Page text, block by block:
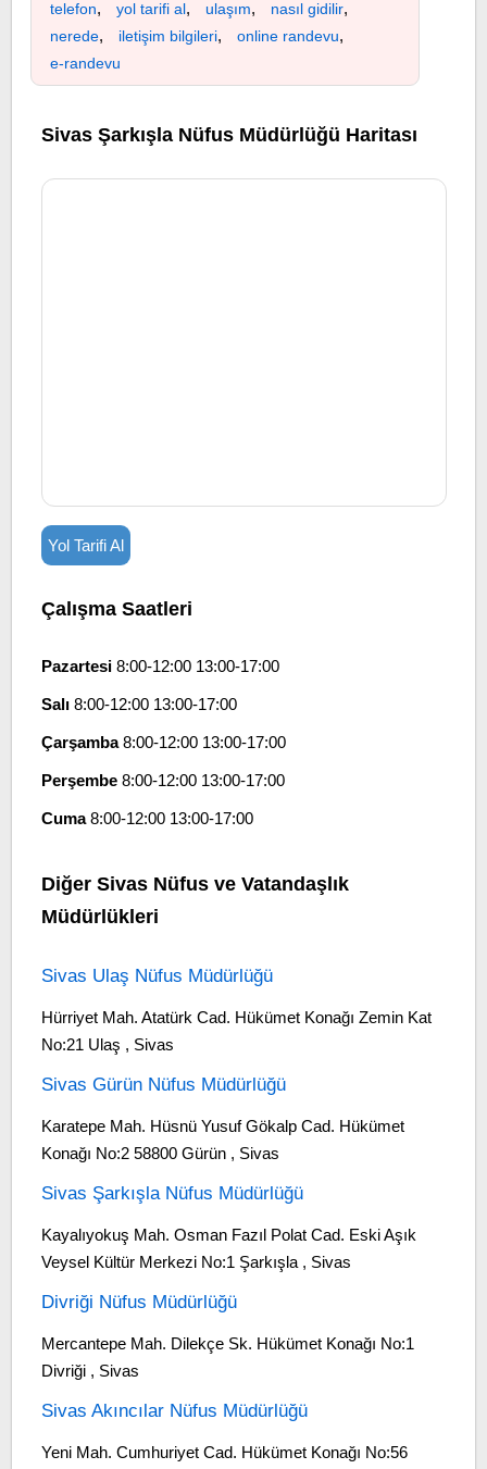
telefon, yol tarifi al, ulaşım, nasıl gidilir,
nerede, iletişim bilgileri, online randevu,
e-randevu
Sivas Şarkışla Nüfus Müdürlüğü Haritası
Yol Tarifi Al
Çalışma Saatleri
Pazartesi8:00-12:00 13:00-17:00
Salı8:00-12:00 13:00-17:00
Çarşamba8:00-12:00 13:00-17:00
Perşembe8:00-12:00 13:00-17:00
Cuma8:00-12:00 13:00-17:00
Diğer Sivas Nüfus ve Vatandaşlık
Müdürlükleri
Sivas Ulaş Nüfus Müdürlüğü
Hürriyet Mah. Atatürk Cad. Hükümet Konağı Zemin Kat
No:21 Ulaş , Sivas
Sivas Gürün Nüfus Müdürlüğü
Karatepe Mah. Hüsnü Yusuf Gökalp Cad. Hükümet
Konağı No:2 58800 Gürün , Sivas
Sivas Şarkışla Nüfus Müdürlüğü
Kayalıyokuş Mah. Osman Fazıl Polat Cad. Eski Aşık
Veysel Kültür Merkezi No:1 Şarkışla , Sivas
Divriği Nüfus Müdürlüğü
Mercantepe Mah. Dilekçe Sk. Hükümet Konağı No:1
Divriği , Sivas
Sivas Akıncılar Nüfus Müdürlüğü
Yeni Mah. Cumhuriyet Cad. Hükümet Konağı No:56